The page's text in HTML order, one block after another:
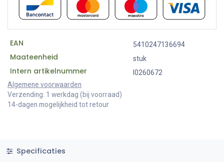
EAN 5410247136694
Maateenheid stuk
Intern artikelnummer
I0260672
Algemene voorwaarden
Verzending: 1 werkdag (bij voorraad)
14-dagen mogelijkheid tot retour
Specificaties